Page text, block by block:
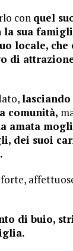
con quel
la sua
locale, che
di
comunità,
amata
dei suoi
di buio,